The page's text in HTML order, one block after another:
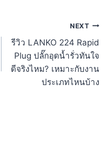
NEXT
รีวิว LANKO 224 Rapid
Plug ปลั๊กอุดน้ำรั่วทันใจ
ดีจริงไหม? เหมาะกับงาน
ประเภทไหนบ้าง